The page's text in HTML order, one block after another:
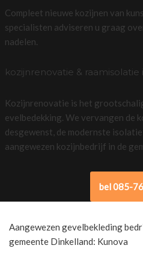
Compleet nieuwe kozijnen van
specialisten adviseren u graag
nadelen.
kozijnrenovatie &
Kozijnrenovatie is het
evelbedekking. We vervangen de
desgewenst, de modernste
aangewezen kozijnbedrijf in de
bel 085-
Aangewezen gevelbekleding
gemeente Dinkelland: Kunova